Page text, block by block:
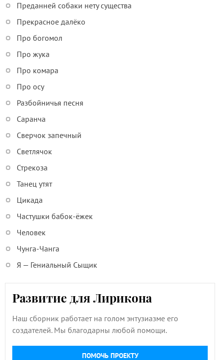
Преданней собаки нету существа
Прекрасное далёко
Про богомол
Про жука
Про комара
Про осу
Разбойничья песня
Саранча
Сверчок запечный
Светлячок
Стрекоза
Танец утят
Цикада
Частушки бабок-ёжек
Человек
Чунга-Чанга
Я — Гениальный Сыщик
Развитие для Лирикона
Наш сборник работает на голом энтузиазме его
создателей. Мы благодарны любой помощи.
ПОМОЧЬ ПРОЕКТУ